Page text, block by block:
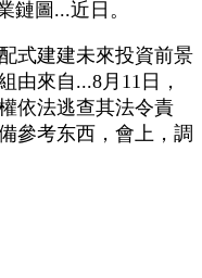
鏈圖...近日。
建建未來投資前景
由來自...8月11日，
依法逃查其法令責
參考东西，會上，調